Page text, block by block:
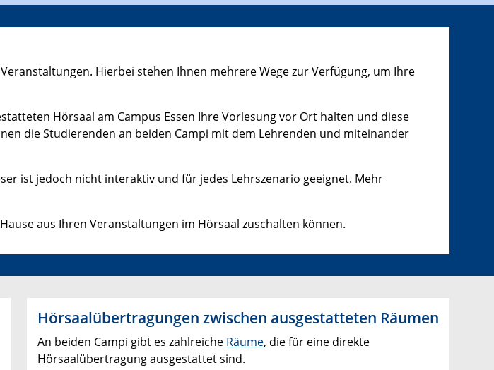
Hierbei stehen Ihnen mehrere Wege zur Verfügung, um Ihre
Hörsaal am Campus Essen Ihre Vorlesung vor Ort halten und diese
die Studierenden an beiden Campi mit dem Lehrenden und miteinander
ist jedoch nicht interaktiv und für jedes Lehrszenario geeignet. Mehr
aus Ihren Veranstaltungen im Hörsaal zuschalten können.
Hörsaalübertragungen zwischen ausgestatteten Räumen
An beiden Campi gibt es zahlreiche Räume, die für eine direkte
Hörsaalübertragung ausgestattet sind.